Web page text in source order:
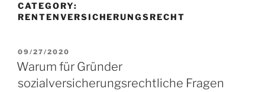
CATEGORY:
RENTENVERSICHERUNGSRECHT
VERÖFFENTLICHT
AM
09/27/2020
Warum für Gründer
sozialversicherungsrechtliche Fragen